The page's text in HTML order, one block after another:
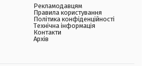
Рекламодавцям
Правила користування
Політика конфіденційності
Технічна інформація
Контакти
Архів